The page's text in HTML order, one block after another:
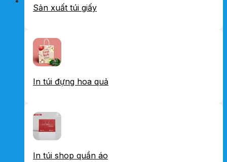
Sản xuất túi giấy
In túi đựng hoa quả
In túi shop quần áo